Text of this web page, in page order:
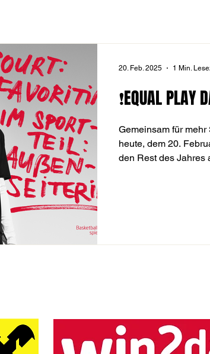
❗️EQUAL PLAY
Gemeinsam für
heute, dem 20.
den Rest des Jahres
20. Feb. 2025 1 Min.